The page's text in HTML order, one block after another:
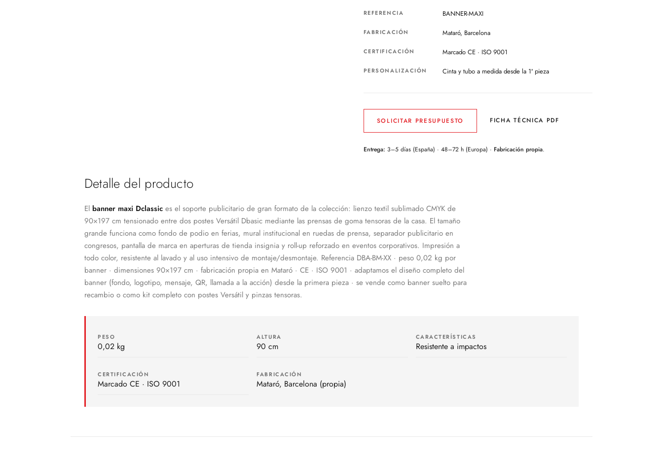
REFERENCIA BANNER-MAXI
FABRICACIÓN Mataró, Barcelona
CERTIFICACIÓN Marcado CE · ISO 9001
PERSONALIZACIÓN Cinta y tubo a medida desde la 1ª pieza
SOLICITAR PRESUPUESTO FICHA TÉCNICA PDF
Entrega: 3–5 días (España) · 48–72 h (Europa) · Fabricación propia.
Detalle del producto
El banner maxi Dclassic es el soporte publicitario de gran formato de la colección: lienzo textil sublimado CMYK de
90×197 cm tensionado entre dos postes Versátil Dbasic mediante las prensas de goma tensoras de la casa. El tamaño
grande funciona como fondo de podio en ferias, mural institucional en ruedas de prensa, separador publicitario en
congresos, pantalla de marca en aperturas de tienda insignia y roll-up reforzado en eventos corporativos. Impresión a
todo color, resistente al lavado y al uso intensivo de montaje/desmontaje. Referencia DBA-BM-XX · peso 0,02 kg por
banner · dimensiones 90×197 cm · fabricación propia en Mataró · CE · ISO 9001 · adaptamos el diseño completo del
banner (fondo, logotipo, mensaje, QR, llamada a la acción) desde la primera pieza · se vende como banner suelto para
recambio o como kit completo con postes Versátil y pinzas tensoras.
PESO
0,02 kg
ALTURA
90 cm
CARACTERÍSTICAS
Resistente a impactos
CERTIFICACIÓN
Marcado CE · ISO 9001
FABRICACIÓN
Mataró, Barcelona (propia)